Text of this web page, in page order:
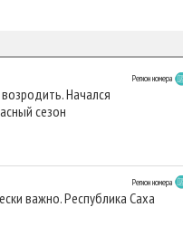
Регион номера
Начался
сезон
Регион номера
важно. Республика Саха